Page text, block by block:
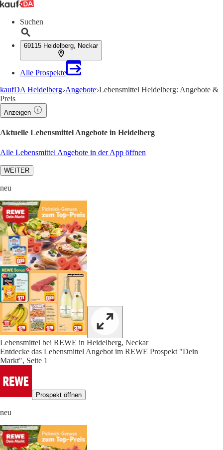
Suchen
69115 Heidelberg, Neckar
Alle Prospekte
kaufDA Heidelberg Angebote Lebensmittel Heidelberg: Angebote &
Preis
Anzeigen
Aktuelle Lebensmittel Angebote in Heidelberg
Alle Lebensmittel Angebote in der App öffnen
WEITER
neu
Lebensmittel bei REWE in Heidelberg, Neckar
Entdecke das Lebensmittel Angebot im REWE Prospekt "Dein
Markt", Seite 1
Prospekt öffnen
neu